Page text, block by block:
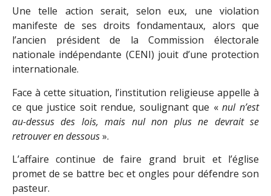
Une telle action serait, selon eux, une violation
manifeste de ses droits fondamentaux, alors que
l’ancien président de la Commission électorale
nationale indépendante (CENI) jouit d’une protection
internationale.
Face à cette situation, l’institution religieuse appelle à
ce que justice soit rendue, soulignant que «nul n’est
au-dessus des lois, mais nul non plus ne devrait se
retrouver en dessous».
L’affaire continue de faire grand bruit et l’église
promet de se battre bec et ongles pour défendre son
pasteur.